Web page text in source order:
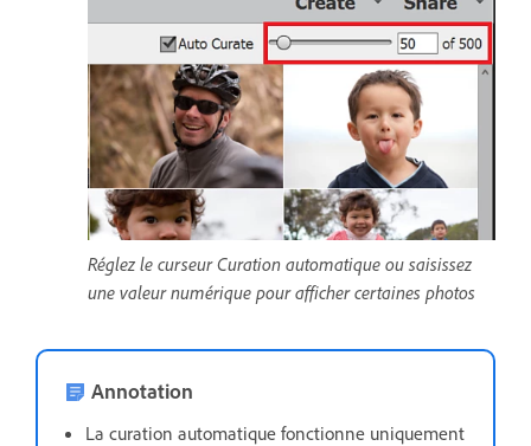
Réglez le curseur Curation automatique ou saisissez
une valeur numérique pour afficher certaines photos
Annotation
La curation automatique fonctionne uniquement